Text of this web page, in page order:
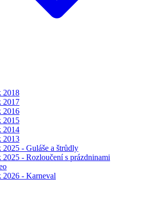
2018
2017
2016
2015
2014
2013
2025 - Guláše a štrůdly
2025 - Rozloučení s prázdninami
2026 - Karneval